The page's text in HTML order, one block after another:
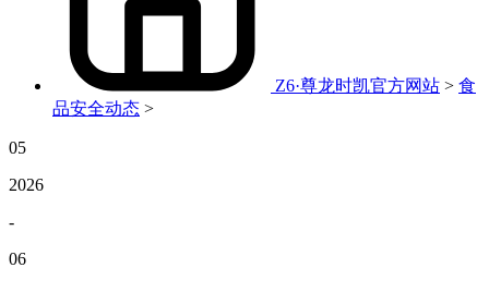
Z6·尊龙时凯官方网站 > 食
品安全动态 >
05
2026
-
06